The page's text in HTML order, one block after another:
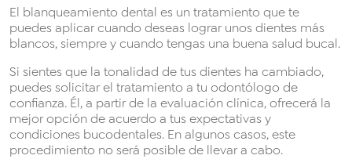
El blanqueamiento dental es un tratamiento que te
puedes aplicar cuando deseas lograr unos dientes más
blancos, siempre y cuando tengas una buena salud bucal.
Si sientes que la tonalidad de tus dientes ha cambiado,
puedes solicitar el tratamiento a tu odontólogo de
confianza. Él, a partir de la evaluación clínica, ofrecerá la
mejor opción de acuerdo a tus expectativas y
condiciones bucodentales. En algunos casos, este
procedimiento no será posible de llevar a cabo.